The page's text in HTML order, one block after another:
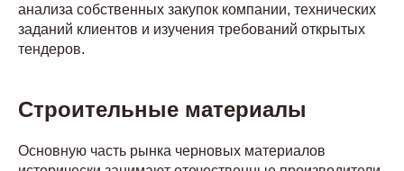
анализа собственных закупок компании, технических
заданий клиентов и изучения требований открытых
тендеров.
Строительные материалы
Основную часть рынка черновых материалов